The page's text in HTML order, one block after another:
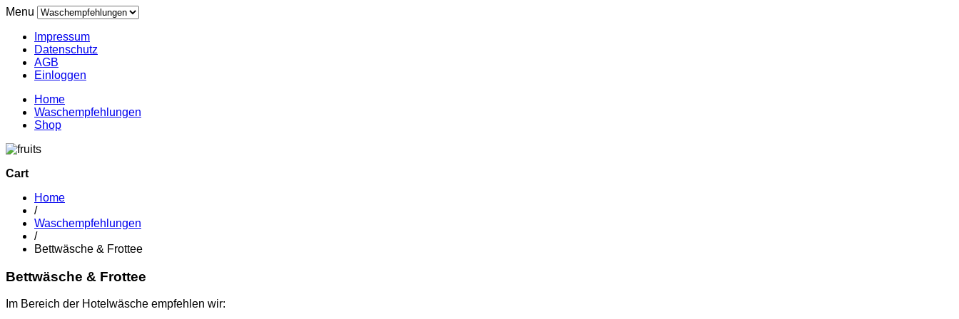
Menu
Impressum
Datenschutz
AGB
Einloggen
Home
Waschempfehlungen
Shop
Cart
Home
/
Waschempfehlungen
/
Bettwäsche & Frottee
Bettwäsche & Frottee
Im Bereich der Hotelwäsche empfehlen wir: